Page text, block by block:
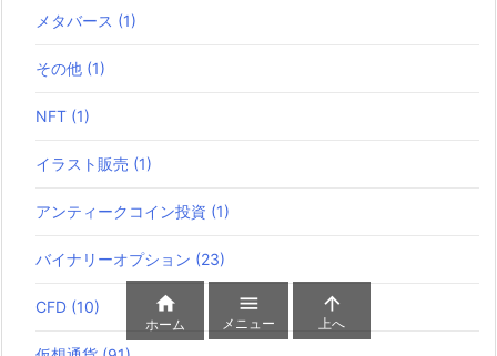
メタバース (1)
その他 (1)
NFT (1)
イラスト販売 (1)
アンティークコイン投資 (1)
バイナリーオプション (23)
CFD (10) 
ホーム

メニュー

上へ